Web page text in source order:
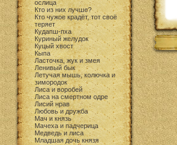
ослица
Кто из них лучше?
Кто чужое крадёт, тот своё
теряет
Кудапш-пха
Куриный желудок
Куцый хвост
Кыпа
Ласточка, жук и змея
Ленивый бык
Летучая мышь, колючка и
зимородок
Лиса и воробей
Лиса на смертном одре
Лисий нрав
Любовь и дружба
Мач и князь
Мачеха и падчерица
Медведь и лиса
Младшая дочь князя